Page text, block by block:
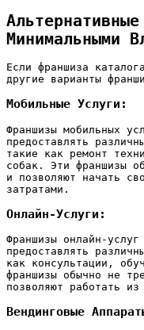
Минимальными
Если франшиза
другие варианты
Мобильные Услуги:
Франшизы мобильных
предоставлять
такие как ремонт
собак. Эти франшизы
и позволяют начать
затратами.
Онлайн-Услуги:
Франшизы онлайн-услуг
предоставлять
как консультации‚
франшизы обычно не
позволяют работать из
Вендинговые